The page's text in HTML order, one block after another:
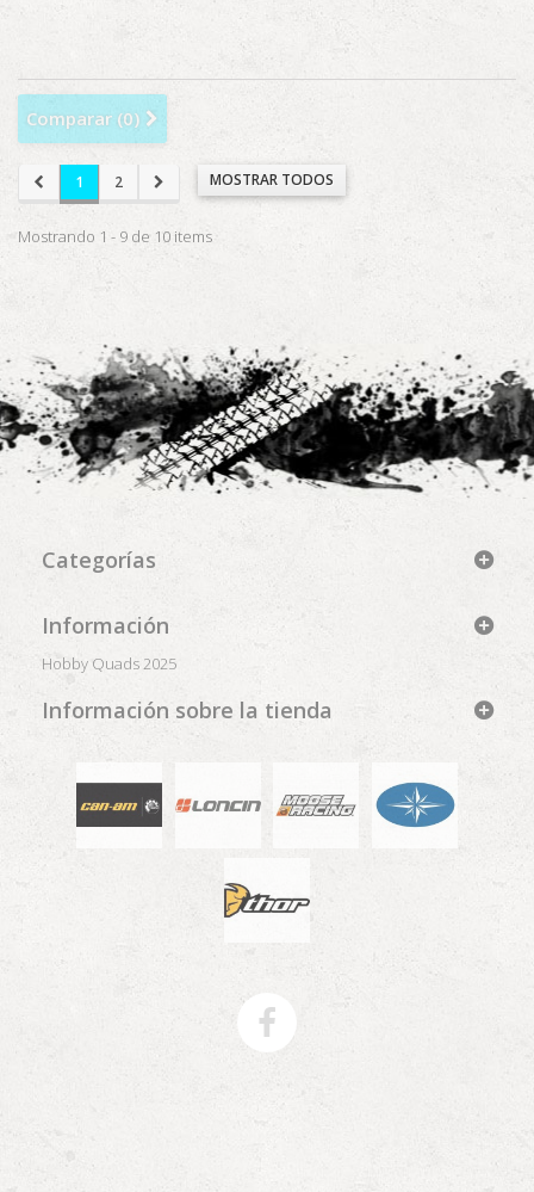
Comparar (0)
MOSTRAR TODOS
1 2
Mostrando 1 - 9 de 10 items
Categorías
Información
Hobby Quads 2025
Información sobre la tienda